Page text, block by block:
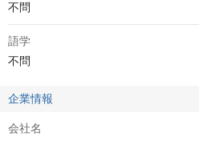
不問
語学
不問
企業情報
会社名